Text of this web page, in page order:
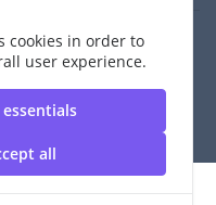
cookies in order to
user experience.
all
ะเทคโนโลยีสารสนเทศ |
มงคลสุวรรณภูมิ